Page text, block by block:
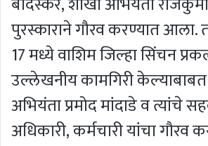
पुरस्काराने गौरव करण्यात
17 मध्ये वाशिम जिल्हा सिंचन
उल्लेखनीय कामगिरी
अभियंता प्रमोद मांदाडे व त्यांचे
अधिकारी, कर्मचारी यांचा गौरव